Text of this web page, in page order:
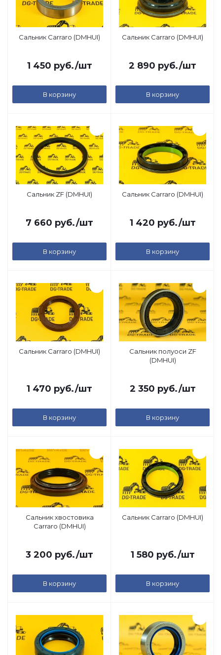
Сальник Carraro (DMHUI)
1 450 руб./шт
В корзину
Сальник Carraro (DMHUI)
2 890 руб./шт
В корзину
Сальник ZF (DMHUI)
7 660 руб./шт
В корзину
Сальник Carraro (DMHUI)
1 420 руб./шт
В корзину
Сальник Carraro (DMHUI)
1 470 руб./шт
В корзину
Сальник полуоси ZF
(DMHUI)
2 350 руб./шт
В корзину
Сальник хвостовика
Carraro (DMHUI)
3 200 руб./шт
В корзину
Сальник Carraro (DMHUI)
1 580 руб./шт
В корзину